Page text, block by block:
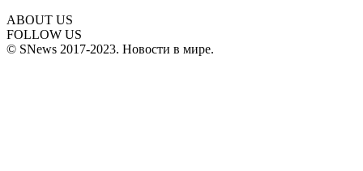
ABOUT US
FOLLOW US
© SNews 2017-2023. Новости в мире.